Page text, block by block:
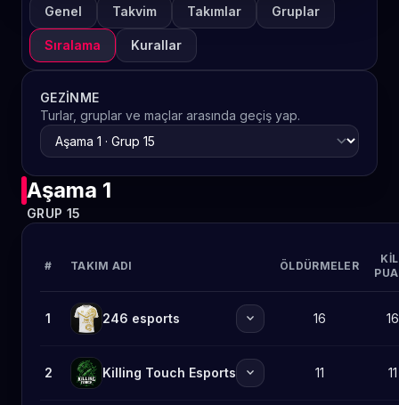
Genel Takvim Takımlar Gruplar
Sıralama Kurallar
GEZINME
Turlar, gruplar ve maçlar arasında geçiş yap.
Aşama 1
GRUP 15
# TAKIM ADI ÖLDÜRMELER
1 246 esports expand_more 16 16
2 Killing Touch Esports expand_more 11 11